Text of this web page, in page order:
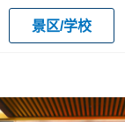
景区/学校